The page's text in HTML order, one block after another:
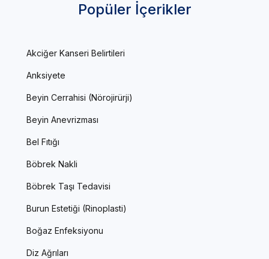
Popüler İçerikler
Akciğer Kanseri Belirtileri
Anksiyete
Beyin Cerrahisi (Nörojirürji)
Beyin Anevrizması
Bel Fıtığı
Böbrek Nakli
Böbrek Taşı Tedavisi
Burun Estetiği (Rinoplasti)
Boğaz Enfeksiyonu
Diz Ağrıları